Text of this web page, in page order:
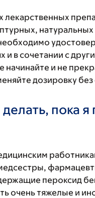
лекарственных
натуральных
и в сочетании с
и не
дозировку
пока
пероксид
очень тяжелые и